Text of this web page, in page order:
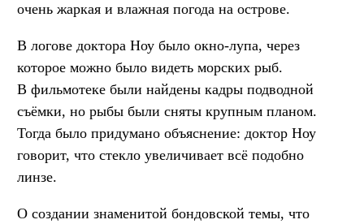
очень жаркая и влажная погода на острове.
В логове доктора Ноу было окно-лупа, через
которое можно было видеть морских рыб.
В фильмотеке были найдены кадры подводной
съёмки, но рыбы были сняты крупным планом.
Тогда было придумано объяснение: доктор Ноу
говорит, что стекло увеличивает всё подобно
линзе.
О создании знаменитой бондовской темы, что